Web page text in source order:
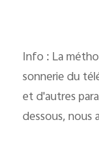
Info : La
sonnerie du
et d'autres
dessous, nous